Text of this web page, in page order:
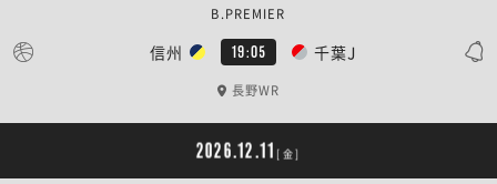
信州 19:05 千葉J
B.PREMIER
長野WR
2026.12.11 [金]